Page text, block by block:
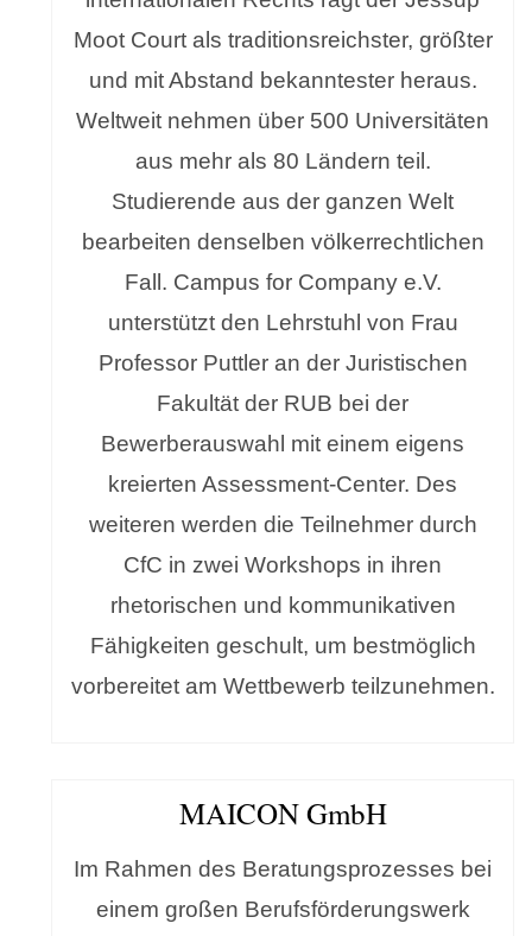
Moot Court als traditionsreichster, größter
und mit Abstand bekanntester heraus.
Weltweit nehmen über 500 Universitäten
aus mehr als 80 Ländern teil.
Studierende aus der ganzen Welt
bearbeiten denselben völkerrechtlichen
Fall. Campus for Company e.V.
unterstützt den Lehrstuhl von Frau
Professor Puttler an der Juristischen
Fakultät der RUB bei der
Bewerberauswahl mit einem eigens
kreierten Assessment-Center. Des
weiteren werden die Teilnehmer durch
CfC in zwei Workshops in ihren
rhetorischen und kommunikativen
Fähigkeiten geschult, um bestmöglich
vorbereitet am Wettbewerb teilzunehmen.
MAICON GmbH
Im Rahmen des Beratungsprozesses bei
einem großen Berufsförderungswerk